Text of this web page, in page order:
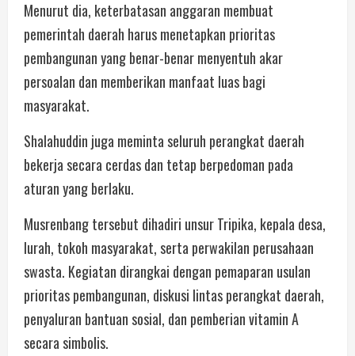
Menurut dia, keterbatasan anggaran membuat
pemerintah daerah harus menetapkan prioritas
pembangunan yang benar-benar menyentuh akar
persoalan dan memberikan manfaat luas bagi
masyarakat.
Shalahuddin juga meminta seluruh perangkat daerah
bekerja secara cerdas dan tetap berpedoman pada
aturan yang berlaku.
Musrenbang tersebut dihadiri unsur Tripika, kepala desa,
lurah, tokoh masyarakat, serta perwakilan perusahaan
swasta. Kegiatan dirangkai dengan pemaparan usulan
prioritas pembangunan, diskusi lintas perangkat daerah,
penyaluran bantuan sosial, dan pemberian vitamin A
secara simbolis.